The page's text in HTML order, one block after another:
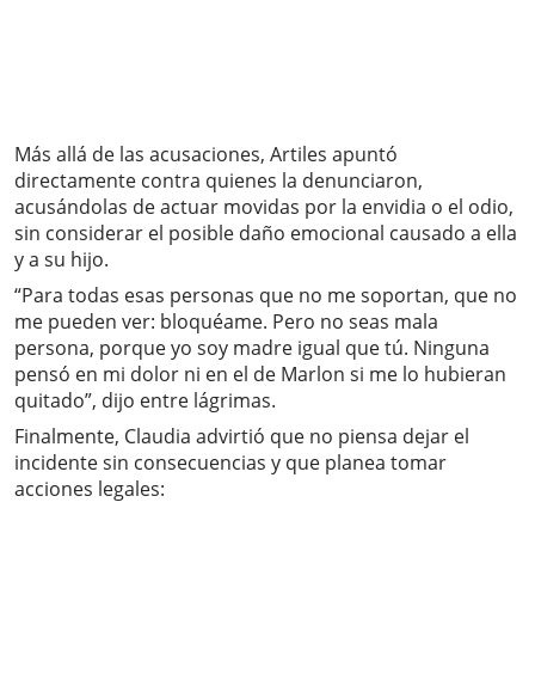
Más allá de las acusaciones, Artiles apuntó
directamente contra quienes la denunciaron,
acusándolas de actuar movidas por la envidia o el odio,
sin considerar el posible daño emocional causado a ella
y a su hijo.
“Para todas esas personas que no me soportan, que no
me pueden ver: bloquéame. Pero no seas mala
persona, porque yo soy madre igual que tú. Ninguna
pensó en mi dolor ni en el de Marlon si me lo hubieran
quitado”, dijo entre lágrimas.
Finalmente, Claudia advirtió que no piensa dejar el
incidente sin consecuencias y que planea tomar
acciones legales: